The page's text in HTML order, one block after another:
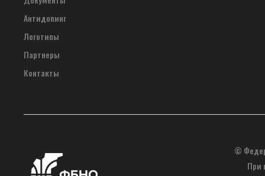
Антидопинг
Логотипы
Партнеры
Контакты
©
При